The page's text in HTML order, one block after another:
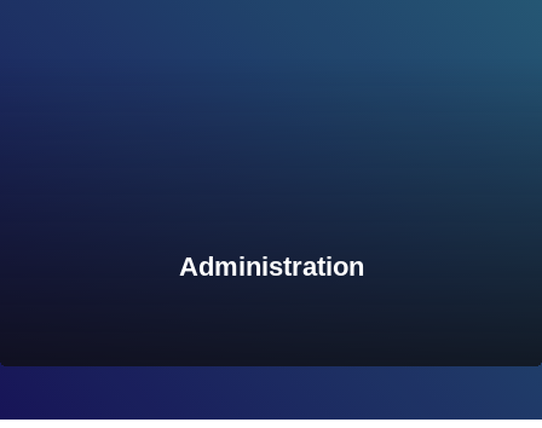
Administration